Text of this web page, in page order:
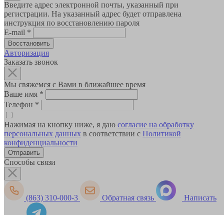
Введите адрес электронной почты, указанный при
регистрации. На указанный адрес будет отправлена
инструкция по восстановлению пароля
E-mail *
Авторизация
Заказать звонок
Мы свяжемся с Вами в ближайшее время
Ваше имя *
Телефон *
Нажимая на кнопку ниже, я даю согласие на обработку
персональных данных в соответствии с Политикой
конфиденциальности
Способы связи
(863) 310-000-3 Обратная связь Написать